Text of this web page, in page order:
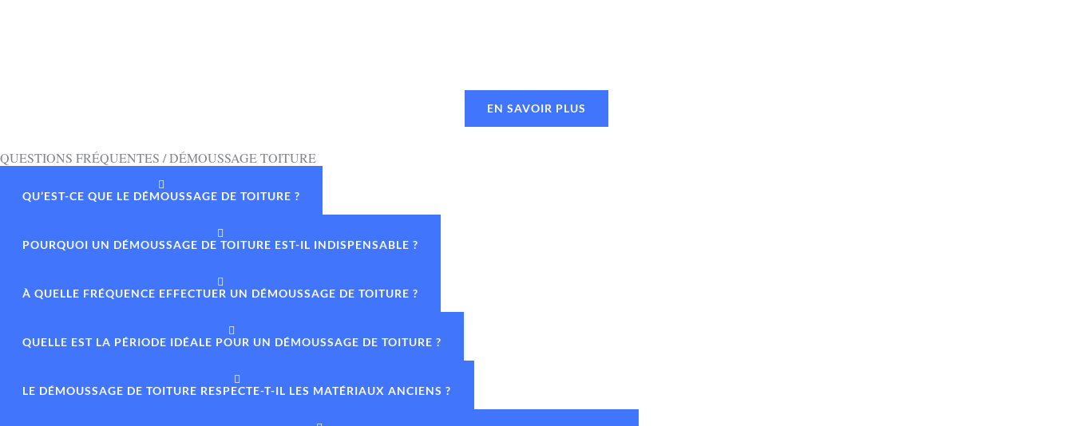
EN SAVOIR PLUS
QUESTIONS FRÉQUENTES / DÉMOUSSAGE TOITURE
QU’EST-CE QUE LE DÉMOUSSAGE DE TOITURE ?
POURQUOI UN DÉMOUSSAGE DE TOITURE EST-IL INDISPENSABLE ?
À QUELLE FRÉQUENCE EFFECTUER UN DÉMOUSSAGE DE TOITURE ?
QUELLE EST LA PÉRIODE IDÉALE POUR UN DÉMOUSSAGE DE TOITURE ?
LE DÉMOUSSAGE DE TOITURE RESPECTE-T-IL LES MATÉRIAUX ANCIENS ?